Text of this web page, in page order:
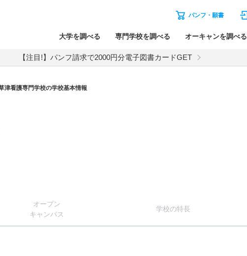
パンフ・願書
大学を調べる 専門学校を調べる オーキャンを調べる
【注目!】パンフ請求で2000円分電子図書カードGET
津看護専門学校の学校基本情報
オープン
キャンパス
学校の特長